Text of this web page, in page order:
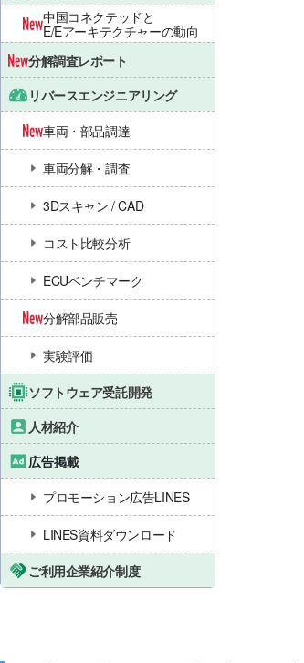
中国コネクテッドと
E/Eアーキテクチャーの動向
分解調査レポート
リバースエンジニアリング
車両・部品調達
車両分解・調査
3Dスキャン / CAD
コスト比較分析
ECUベンチマーク
分解部品販売
実験評価
ソフトウェア受託開発
人材紹介
広告掲載
プロモーション広告LINES
LINES資料ダウンロード
ご利用企業紹介制度